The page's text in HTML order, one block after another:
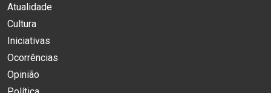
Atualidade
Cultura
Iniciativas
Ocorrências
Opinião